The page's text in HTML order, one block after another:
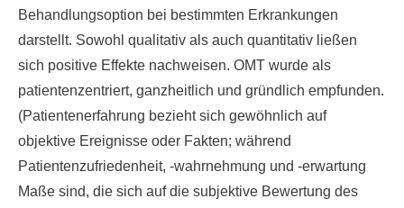
Behandlungsoption bei bestimmten Erkrankungen
darstellt. Sowohl qualitativ als auch quantitativ ließen
sich positive Effekte nachweisen. OMT wurde als
patientenzentriert, ganzheitlich und gründlich empfunden.
(Patientenerfahrung bezieht sich gewöhnlich auf
objektive Ereignisse oder Fakten; während
Patientenzufriedenheit, -wahrnehmung und -erwartung
Maße sind, die sich auf die subjektive Bewertung des